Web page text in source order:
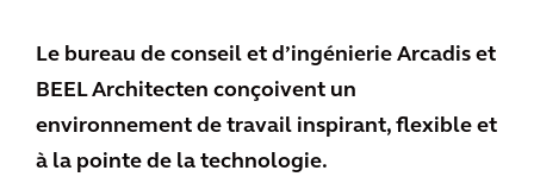
Le bureau de conseil et d’ingénierie Arcadis et
BEEL Architecten conçoivent un
environnement de travail inspirant, flexible et
à la pointe de la technologie.